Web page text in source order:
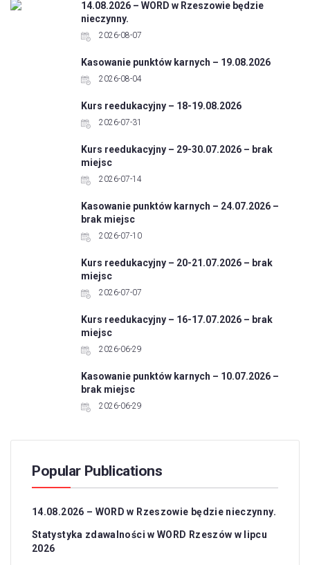
14.08.2026 – WORD w Rzeszowie będzie
nieczynny.
2026-08-07
Kasowanie punktów karnych – 19.08.2026
2026-08-04
Kurs reedukacyjny – 18-19.08.2026
2026-07-31
Kurs reedukacyjny – 29-30.07.2026 – brak
miejsc
2026-07-14
Kasowanie punktów karnych – 24.07.2026 –
brak miejsc
2026-07-10
Kurs reedukacyjny – 20-21.07.2026 – brak
miejsc
2026-07-07
Kurs reedukacyjny – 16-17.07.2026 – brak
miejsc
2026-06-29
Kasowanie punktów karnych – 10.07.2026 –
brak miejsc
2026-06-29
Popular Publications
14.08.2026 – WORD w Rzeszowie będzie nieczynny.
Statystyka zdawalności w WORD Rzeszów w lipcu
2026